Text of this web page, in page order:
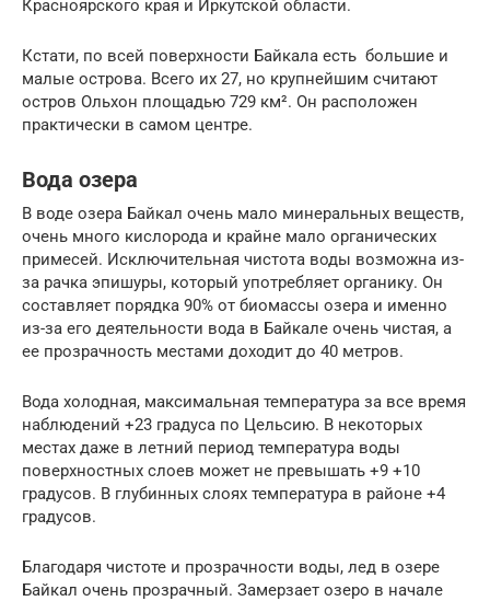
Красноярского края и Иркутской области.
Кстати, по всей поверхности Байкала есть большие и
малые острова. Всего их 27, но крупнейшим считают
остров Ольхон площадью 729 км². Он расположен
практически в самом центре.
Вода озера
В воде озера Байкал очень мало минеральных веществ,
очень много кислорода и крайне мало органических
примесей. Исключительная чистота воды возможна из-
за рачка эпишуры, который употребляет органику. Он
составляет порядка 90% от биомассы озера и именно
из-за его деятельности вода в Байкале очень чистая, а
ее прозрачность местами доходит до 40 метров.
Вода холодная, максимальная температура за все время
наблюдений +23 градуса по Цельсию. В некоторых
местах даже в летний период температура воды
поверхностных слоев может не превышать +9 +10
градусов. В глубинных слоях температура в районе +4
градусов.
Благодаря чистоте и прозрачности воды, лед в озере
Байкал очень прозрачный. Замерзает озеро в начале